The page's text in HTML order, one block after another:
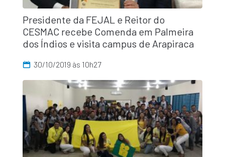
Presidente da FEJAL e Reitor do
CESMAC recebe Comenda em Palmeira
dos Índios e visita campus de Arapiraca
30/10/2019 às 10h27